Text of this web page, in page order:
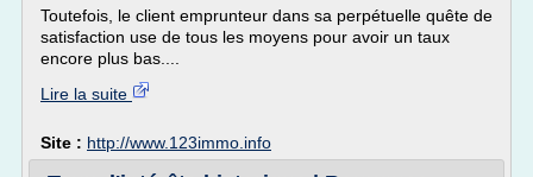
Toutefois, le client emprunteur dans sa perpétuelle quête de
satisfaction use de tous les moyens pour avoir un taux
encore plus bas....
Lire la suite
Site : http://www.123immo.info